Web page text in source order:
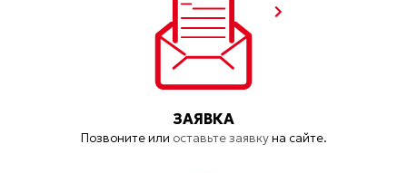
ЗАЯВКА
Позвоните или оставьте заявкуна сайте.